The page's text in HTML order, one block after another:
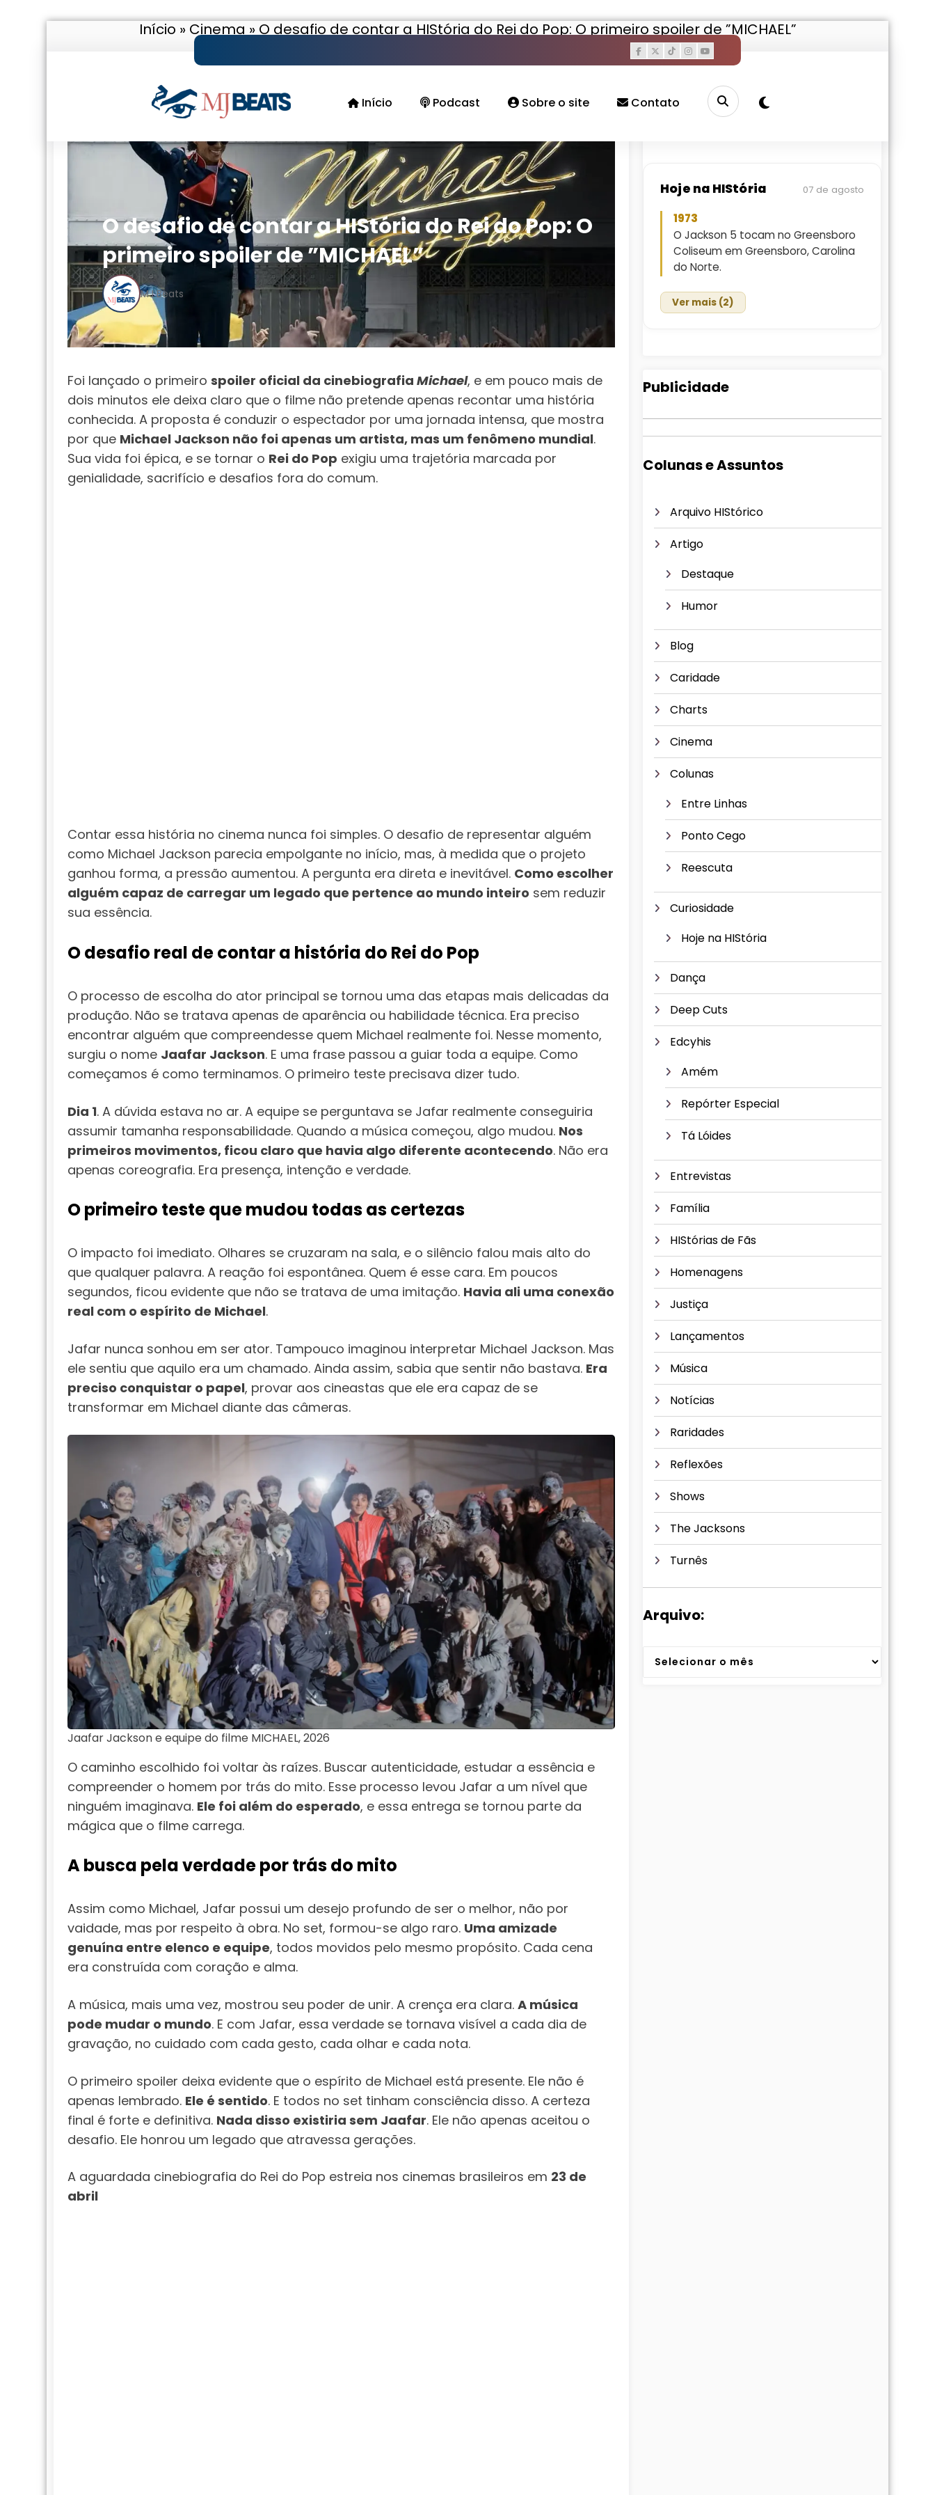
Início
Podcast Sobre o site Contato
Início » Cinema » O desafio de contar a HIStória do Rei do Pop: O primeiro spoiler de ”MICHAEL”
O desafio de contar a HIStória do Rei do Pop: O
primeiro spoiler de ”MICHAEL”
MJ Beats
Foi lançado o primeiro spoiler oficial da cinebiografia Michael, e em pouco mais de
dois minutos ele deixa claro que o filme não pretende apenas recontar uma história
conhecida. A proposta é conduzir o espectador por uma jornada intensa, que mostra
por que Michael Jackson não foi apenas um artista, mas um fenômeno mundial.
Sua vida foi épica, e se tornar o Rei do Pop exigiu uma trajetória marcada por
genialidade, sacrifício e desafios fora do comum.
Contar essa história no cinema nunca foi simples. O desafio de representar alguém
como Michael Jackson parecia empolgante no início, mas, à medida que o projeto
ganhou forma, a pressão aumentou. A pergunta era direta e inevitável. Como escolher
alguém capaz de carregar um legado que pertence ao mundo inteiro sem reduzir
sua essência.
O desafio real de contar a história do Rei do Pop
O processo de escolha do ator principal se tornou uma das etapas mais delicadas da
produção. Não se tratava apenas de aparência ou habilidade técnica. Era preciso
encontrar alguém que compreendesse quem Michael realmente foi. Nesse momento,
surgiu o nome Jaafar Jackson. E uma frase passou a guiar toda a equipe. Como
começamos é como terminamos. O primeiro teste precisava dizer tudo.
Dia 1. A dúvida estava no ar. A equipe se perguntava se Jafar realmente conseguiria
assumir tamanha responsabilidade. Quando a música começou, algo mudou. Nos
primeiros movimentos, ficou claro que havia algo diferente acontecendo. Não era
apenas coreografia. Era presença, intenção e verdade.
O primeiro teste que mudou todas as certezas
O impacto foi imediato. Olhares se cruzaram na sala, e o silêncio falou mais alto do
que qualquer palavra. A reação foi espontânea. Quem é esse cara. Em poucos
segundos, ficou evidente que não se tratava de uma imitação. Havia ali uma conexão
real com o espírito de Michael.
Jafar nunca sonhou em ser ator. Tampouco imaginou interpretar Michael Jackson. Mas
ele sentiu que aquilo era um chamado. Ainda assim, sabia que sentir não bastava. Era
preciso conquistar o papel, provar aos cineastas que ele era capaz de se
transformar em Michael diante das câmeras.
Jaafar Jackson e equipe do filme MICHAEL, 2026
O caminho escolhido foi voltar às raízes. Buscar autenticidade, estudar a essência e
compreender o homem por trás do mito. Esse processo levou Jafar a um nível que
ninguém imaginava. Ele foi além do esperado, e essa entrega se tornou parte da
mágica que o filme carrega.
A busca pela verdade por trás do mito
Assim como Michael, Jafar possui um desejo profundo de ser o melhor, não por
vaidade, mas por respeito à obra. No set, formou-se algo raro. Uma amizade
genuína entre elenco e equipe, todos movidos pelo mesmo propósito. Cada cena
era construída com coração e alma.
A música, mais uma vez, mostrou seu poder de unir. A crença era clara. A música
pode mudar o mundo. E com Jafar, essa verdade se tornava visível a cada dia de
gravação, no cuidado com cada gesto, cada olhar e cada nota.
O primeiro spoiler deixa evidente que o espírito de Michael está presente. Ele não é
apenas lembrado. Ele é sentido. E todos no set tinham consciência disso. A certeza
final é forte e definitiva. Nada disso existiria sem Jaafar. Ele não apenas aceitou o
desafio. Ele honrou um legado que atravessa gerações.
A aguardada cinebiografia do Rei do Pop estreia nos cinemas brasileiros em 23 de
abril
Hoje na HIStória 07 de agosto
1973
O Jackson 5 tocam no Greensboro
Coliseum em Greensboro, Carolina
do Norte.
Ver mais (2)
Publicidade
Colunas e Assuntos
Arquivo HIStórico
Artigo
Destaque
Humor
Blog
Caridade
Charts
Cinema
Colunas
Entre Linhas
Ponto Cego
Reescuta
Curiosidade
Hoje na HIStória
Dança
Deep Cuts
Edcyhis
Amém
Repórter Especial
Tá Lóides
Entrevistas
Família
HIStórias de Fãs
Homenagens
Justiça
Lançamentos
Música
Notícias
Raridades
Reflexões
Shows
The Jacksons
Turnês
Arquivo:
Arquivos